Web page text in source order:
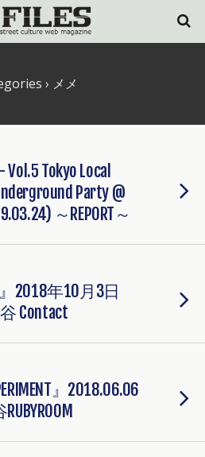
› メメ
Tokyo Local
Party @
～REPORT～
』2018年10月3日
Contact
』2018.06.06